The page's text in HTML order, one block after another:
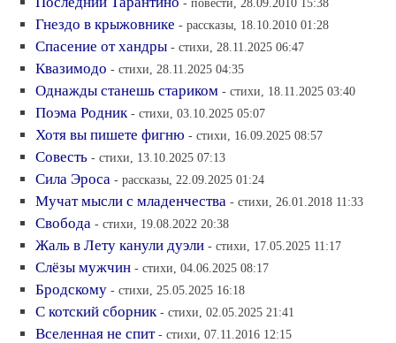
Гнездо в крыжовнике - рассказы, 18.10.2010 01:28
Спасение от хандры - стихи, 28.11.2025 06:47
Квазимодо - стихи, 28.11.2025 04:35
Однажды станешь стариком - стихи, 18.11.2025 03:40
Поэма Родник - стихи, 03.10.2025 05:07
Хотя вы пишете фигню - стихи, 16.09.2025 08:57
Совесть - стихи, 13.10.2025 07:13
Сила Эроса - рассказы, 22.09.2025 01:24
Мучат мысли с младенчества - стихи, 26.01.2018 11:33
Свобода - стихи, 19.08.2022 20:38
Жаль в Лету канули дуэли - стихи, 17.05.2025 11:17
Слёзы мужчин - стихи, 04.06.2025 08:17
Бродскому - стихи, 25.05.2025 16:18
С котский сборник - стихи, 02.05.2025 21:41
Вселенная не спит - стихи, 07.11.2016 12:15